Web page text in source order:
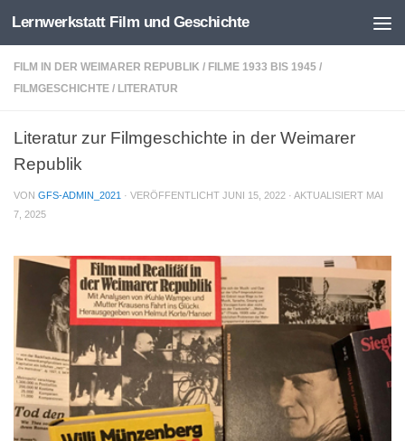
Zum Inhalt springen
Lernwerkstatt Film und Geschichte
FILM IN DER WEIMARER REPUBLIK / FILME 1933 BIS 1945 /
FILMGESCHICHTE / LITERATUR
Literatur zur Filmgeschichte in der Weimarer
Republik
VON GFS-ADMIN_2021 · VERÖFFENTLICHT JUNI 15, 2022 · AKTUALISIERT MAI
7, 2025